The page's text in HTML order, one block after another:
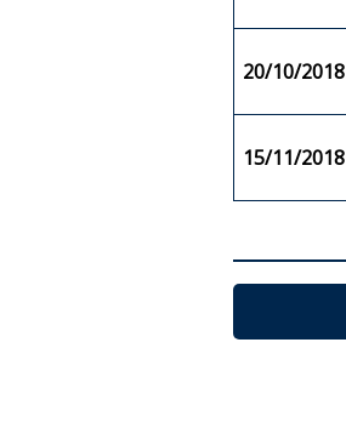
20/10/2018
15/11/2018